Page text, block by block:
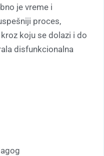
je vreme i
proces,
koju se dolazi i do
disfunkcionalna